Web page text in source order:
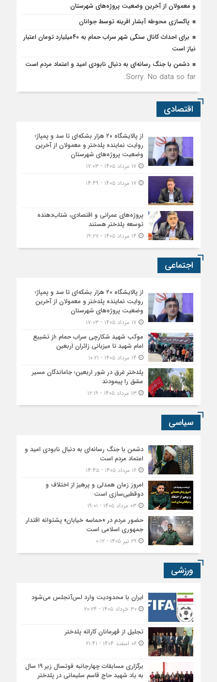
و معمولان از آخرین وضعیت پروژه‌های شهرستان
پاکسازی محوطه آبشار افرینه توسط جوانان
برای احداث کانال سنگی شهر سراب حمام به ۴۰میلیارد تومان اعتبار
نیاز است
دشمن با جنگ رسانه‌ای به دنبال نابودی امید و اعتماد مردم است
Sorry. No data so far.
اقتصادی
از پالایشگاه ۲۰ هزار بشکه‌ای تا سد و پمپاژ؛
روایت نماینده پلدختر و معمولان از آخرین
وضعیت پروژه‌های شهرستان
پروژه‌های عمرانی و اقتصادی، شتاب‌دهنده
توسعه پلدختر هستند
اجتماعی
از پالایشگاه ۲۰ هزار بشکه‌ای تا سد و پمپاژ؛
روایت نماینده پلدختر و معمولان از آخرین
وضعیت پروژه‌های شهرستان
موکب شهید شکارچی سراب حمام ؛از تشییع
امام شهید تا میزبانی زائران اربعین
پلدختر غرق در شور اربعین؛ جاماندگان مسیر
عشق را پیمودند
سیاسی
دشمن با جنگ رسانه‌ای به دنبال نابودی امید و
اعتماد مردم است
۱۶ مرداد ۱۴۰۵ - ۱۴:۴۵
امروز زمان همدلی و پرهیز از اختلاف و
دوقطبی‌سازی است
حضور مردم در «حماسه خیابان» پشتوانه اقتدار
جمهوری اسلامی است
ورزشی
ایران با محدودیت وارد لس‌آنجلس می‌شود
۳۰ خرداد ۱۴۰۵ - ۲۰:۲۴
تجلیل از قهرمانان کاراته پلدختر
۰۶ اسفند ۱۴۰۴ - ۲۱:۴۱
برگزاری مسابقات چهارجانبه فوتسال زیر ۱۹ سال
به یاد شهید حاج قاسم سلیمانی در پلدختر